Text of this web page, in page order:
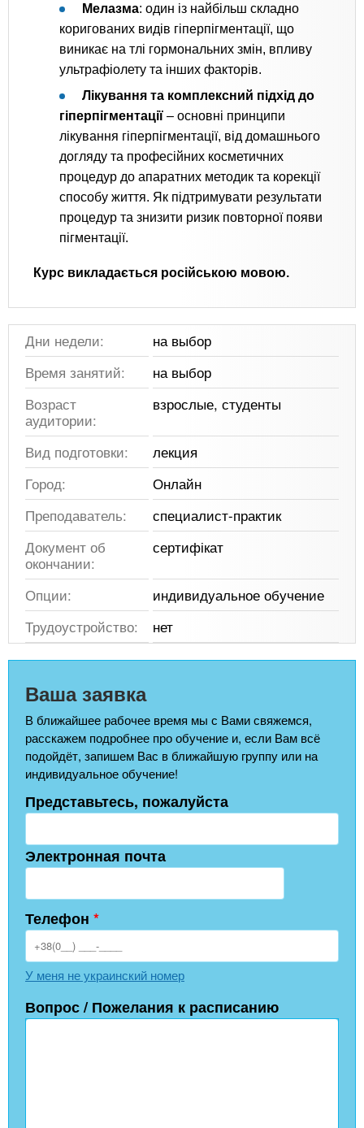
Мелазма: один із найбільш складно
коригованих видів гіперпігментації, що
виникає на тлі гормональних змін, впливу
ультрафіолету та інших факторів.
Лікування та комплексний підхід до
гіперпігментації – основні принципи
лікування гіперпігментації, від домашнього
догляду та професійних косметичних
процедур до апаратних методик та корекції
способу життя. Як підтримувати результати
процедур та знизити ризик повторної появи
пігментації.
Курс викладається російською мовою.
Дни недели:
на выбор
Время занятий:
на выбор
Возраст
аудитории:
взрослые, студенты
Вид подготовки:
лекция
Город:
Онлайн
Преподаватель:
специалист-практик
Документ об
окончании:
сертифікат
Опции:
индивидуальное обучение
Трудоустройство:
нет
Ваша заявка
В ближайшее рабочее время мы с Вами свяжемся,
расскажем подробнее про обучение и, если Вам всё
подойдёт, запишем Вас в ближайшую группу или на
индивидуальное обучение!
Представьтесь, пожалуйста
Электронная почта
Телефон *
У меня не украинский номер
Вопрос / Пожелания к расписанию